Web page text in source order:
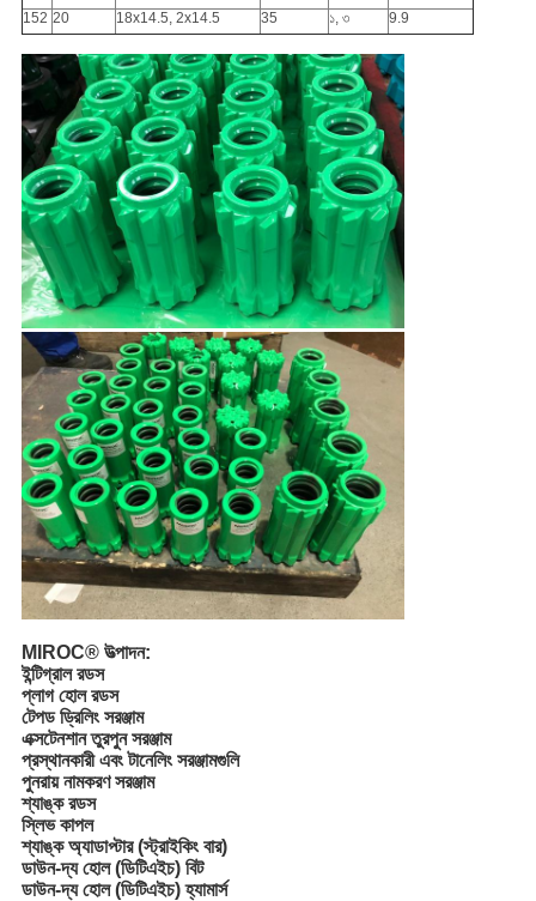
152 20 18x14.5, 2x14.5 35 ১, ৩ 9.9
MIROC®উত্পাদন:
ইন্টিগ্রাল রডস
প্লাগ হোল রডস
টেপড ড্রিলিং সরঞ্জাম
এক্সটেনশান তুরপুন সরঞ্জাম
প্রস্থানকারী এবং টানেলিং সরঞ্জামগুলি
পুনরায় নামকরণ সরঞ্জাম
শ্যাঙ্ক রডস
স্লিভ কাপল
শ্যাঙ্ক অ্যাডাপ্টার (স্ট্রাইকিং বার)
ডাউন-দ্য হোল (ডিটিএইচ) বিট
ডাউন-দ্য হোল (ডিটিএইচ) হ্যামার্স